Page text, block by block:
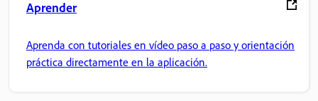
Aprender
Aprenda con tutoriales en vídeo paso a paso y orientación
práctica directamente en la aplicación.